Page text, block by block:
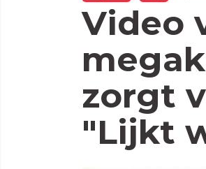
Video
zorgt
"Lijkt